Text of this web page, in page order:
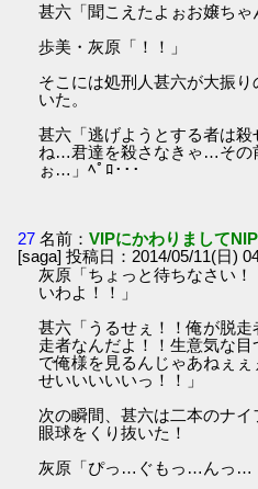
甚六「聞こえたよぉお嬢ちゃ
歩美・灰原「！！」
そこには処刑人甚六が大振
いた。
甚六「逃げようとする者は
ね…君達を殺さなきゃ…その
ぉ…」ﾍﾟﾛ･･･
27 名前：VIPにかわりまして
[saga] 投稿日：2014/05/11(日)
灰原「ちょっと待ちなさい
いわよ！！」
甚六「うるせぇ！！俺が脱
走者なんだよ！！生意気な
で俺様を見るんじゃあねぇぇ
せいいいいいっ！！」
次の瞬間、甚六は二本のナイ
眼球をくり抜いた！
灰原「ぴっ…ぐもっ…んっ…